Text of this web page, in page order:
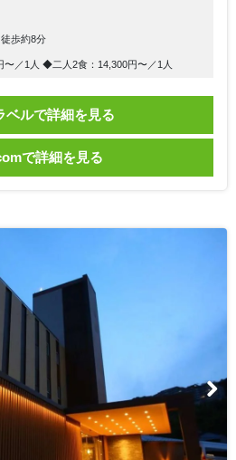
歩約8分
／1人 ◆二人2食：14,300円〜／1人
ベルで詳細を見る
で詳細を見る